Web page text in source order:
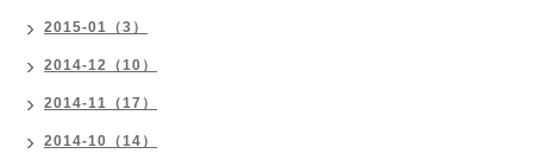
2015-01（3）
2014-12（10）
2014-11（17）
2014-10（14）